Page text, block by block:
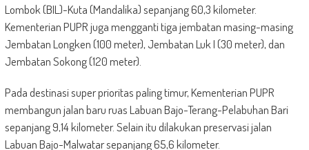
Lombok (BIL)-Kuta (Mandalika) sepanjang 60,3 kilometer.
Kementerian PUPR juga mengganti tiga jembatan masing-masing
Jembatan Longken (100 meter), Jembatan Luk I (30 meter), dan
Jembatan Sokong (120 meter).
Pada destinasi super prioritas paling timur, Kementerian PUPR
membangun jalan baru ruas Labuan Bajo-Terang-Pelabuhan Bari
sepanjang 9,14 kilometer. Selain itu dilakukan preservasi jalan
Labuan Bajo-Malwatar sepanjang 65,6 kilometer.